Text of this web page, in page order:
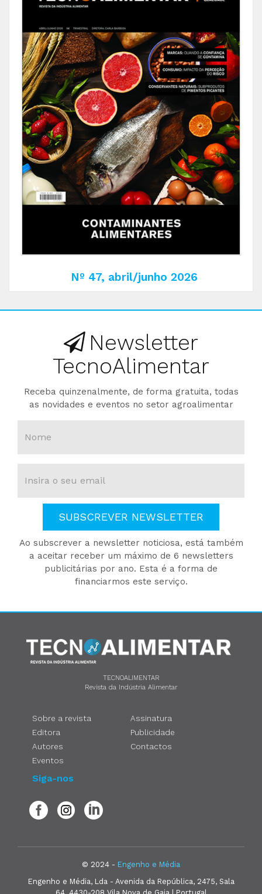
Nº 47, abril/junho 2026
Newsletter
TecnoAlimentar
Receba quinzenalmente, de forma gratuita, todas
as novidades e eventos no setor agroalimentar
SUBSCREVER NEWSLETTER
Ao subscrever a newsletter noticiosa, está também
a aceitar receber um máximo de 6 newsletters
publicitárias por ano. Esta é a forma de
financiarmos este serviço.
TECNOALIMENTAR
Revista da Indústria Alimentar
Sobre a revista
Editora
Autores
Eventos
Assinatura
Publicidade
Contactos
Siga-nos
© 2024 - Engenho e Média
Engenho e Média, Lda - Avenida da República, 2475, Sala